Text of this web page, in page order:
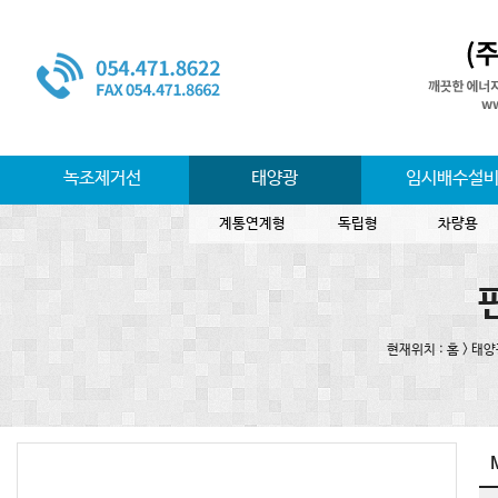
녹조제거선 태양광 임시배수설
계통연계형 독립형 차량용
현재위치 : 홈 > 태